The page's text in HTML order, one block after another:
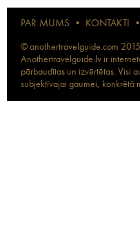
PAR MUMS • KONTAKTI •
© anothertravelguide.com 2015
Anothertravelguide.lv ir
pārbaudītas un izvērtētas. Visi
subjektīvajai gaumei, konkrētā